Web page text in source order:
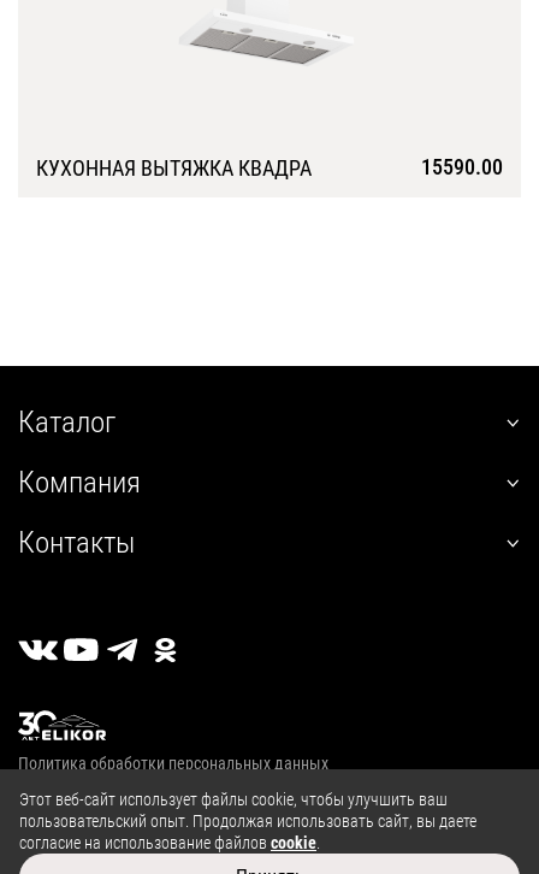
КУХОННАЯ ВЫТЯЖКА КВАДРА 15590.00
Каталог
встраиваемые
угловые
стандартные
классические
купольные
полновстраиваемые
т-образные
козырьковые
Компания
Покупателям
Где купить
Публичная оферта
Контакты
г. Калуга, 2й Академический проезд, 13
Политика обработки персональных данных
© 2004—2026, ООО «Эликор»
Этот веб-сайт использует файлы cookie, чтобы улучшить ваш
пользовательский опыт. Продолжая использовать сайт, вы даете
согласие на использование файлов cookie